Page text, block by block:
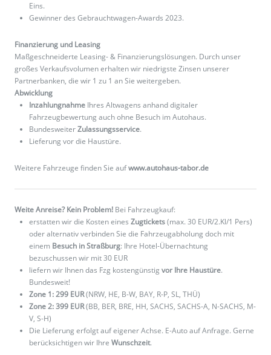
Eins.
Gewinner des Gebrauchtwagen-Awards 2023.
Finanzierung und Leasing
Maßgeschneiderte Leasing- & Finanzierungslösungen. Durch unser
großes Verkaufsvolumen erhalten wir niedrigste Zinsen unserer
Partnerbanken, die wir 1 zu 1 an Sie weitergeben.
Abwicklung
Inzahlungnahme Ihres Altwagens anhand digitaler
Fahrzeugbewertung auch ohne Besuch im Autohaus.
BundesweiterZulassungsservice.
Lieferung vor die Haustüre.
Weitere Fahrzeuge finden Sie aufwww.autohaus-tabor.de
Weite Anreise? Kein Problem! Bei Fahrzeugkauf:
erstatten wir die Kosten eines Zugtickets(max. 30 EUR/2.Kl/1 Pers)
oder alternativ verbinden Sie die Fahrzeugabholung doch mit
einem Besuch in Straßburg: Ihre Hotel-Übernachtung
bezuschussen wir mit 30 EUR
liefern wir Ihnen das Fzg kostengünstig vor Ihre Haustüre.
Bundesweit!
Zone 1: 299 EUR(NRW, HE, B-W, BAY, R-P, SL, THÜ)
Zone 2: 399 EUR(BB, BER, BRE, HH, SACHS, SACHS-A, N-SACHS, M-
V, S-H)
Die Lieferung erfolgt auf eigener Achse. E-Auto auf Anfrage. Gerne
berücksichtigen wir Ihre Wunschzeit.